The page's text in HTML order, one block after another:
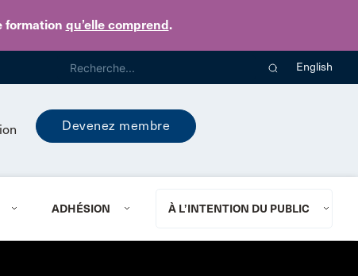
formation qu’elle comprend.
English
Devenez membre
ADHÉSION À L’INTENTION DU PUBLIC